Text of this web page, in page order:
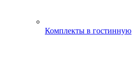
Комплекты в гостинную